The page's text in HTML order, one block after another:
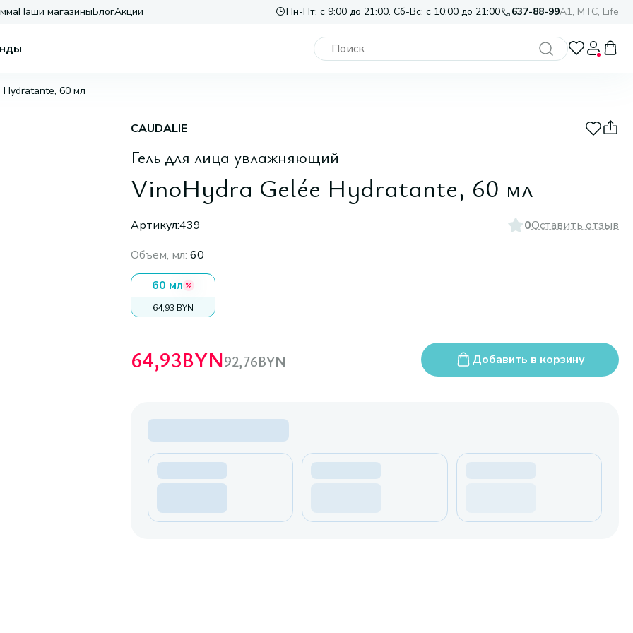
Наши магазиныБлогАкции Пн-Пт: с 9:00 до 21:00. Сб-Вс: с 10:00 до 21:00 637-88-99A1, МТС, Life
60 мл
CAUDALIE
Гель для лица увлажняющий
VinoHydra Gelée Hydratante, 60 мл
Артикул:439 0Оставить отзыв
Объем, мл: 60
60 мл
64,93 BYN
64,93BYN92,76BYN Добавить в корзину